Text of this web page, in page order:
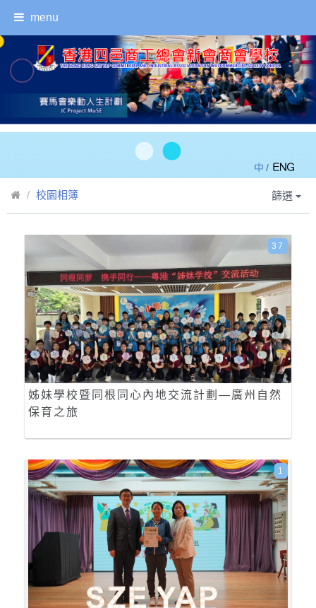
menu
/
校園相簿 篩選
姊妹學校暨同根同心內地交流計劃—廣州自然
保育之旅
37
1